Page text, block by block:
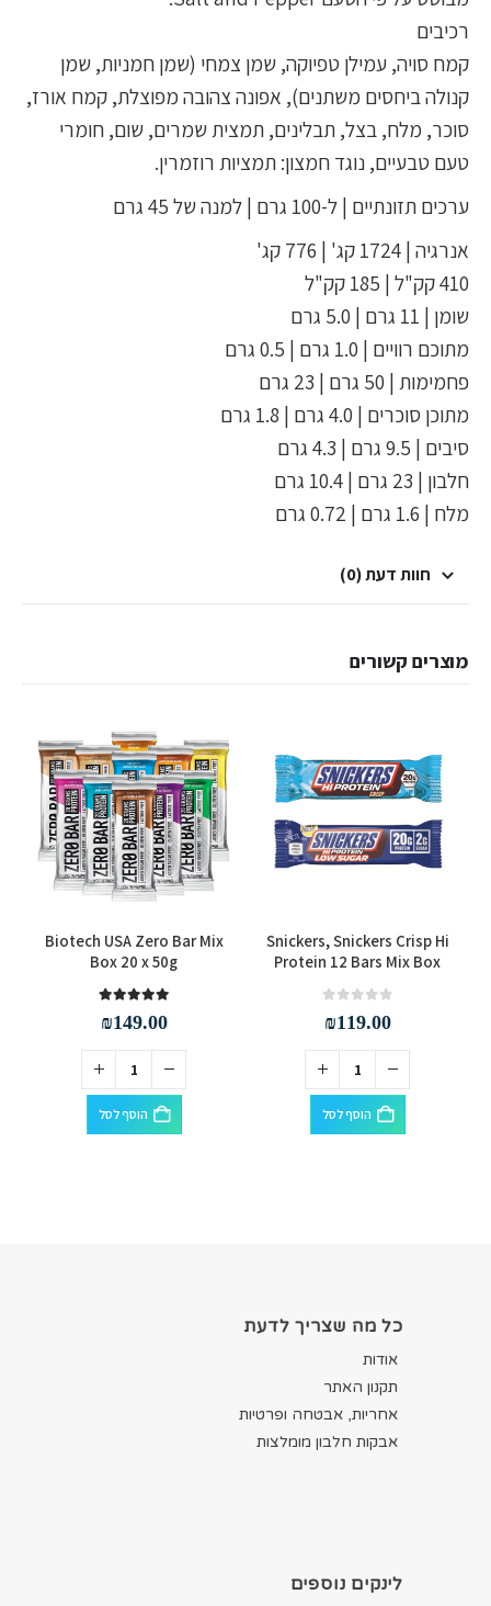
רכיבים
קמח סויה, עמילן טפיוקה, שמן צמחי (שמן חמניות, שמן
קנולה ביחסים משתנים), אפונה צהובה מפוצלת, קמח אורז,
סוכר, מלח, בצל, תבלינים, תמצית שמרים, שום, חומרי
טעם טבעיים, נוגד חמצון: תמציות רוזמרין.
ערכים תזונתיים | ל-100 גרם | למנה של 45 גרם
אנרגיה | 1724 קג' | 776 קג'
410 קק"ל | 185 קק"ל
שומן | 11 גרם | 5.0 גרם
מתוכם רוויים | 1.0 גרם | 0.5 גרם
פחמימות | 50 גרם | 23 גרם
מתוכן סוכרים | 4.0 גרם | 1.8 גרם
סיבים | 9.5 גרם | 4.3 גרם
חלבון | 23 גרם | 10.4 גרם
מלח | 1.6 גרם | 0.72 גרם
חוות דעת (0)
מוצרים קשורים
Snickers, Snickers Crisp Hi
Protein 12 Bars Mix Box
₪119.00
הוסף לסל
Biotech USA Zero Bar Mix
Box 20 x 50g
₪149.00
הוסף לסל
כל מה שצריך לדעת
אודות
תקנון האתר
אחריות, אבטחה ופרטיות
אבקות חלבון מומלצות
לינקים נוספים